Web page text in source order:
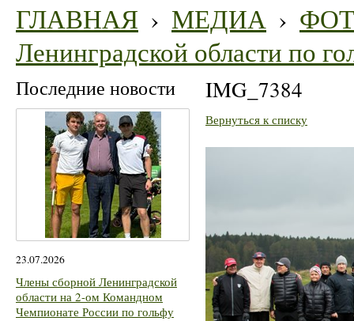
ГЛАВНАЯ › МЕДИА ›
Ленинградской области по
Последние новости
23.07.2026
Члены сборной Ленинградской
области на 2-ом Командном
Чемпионате России по гольфу
IMG_7384
Вернуться к списку